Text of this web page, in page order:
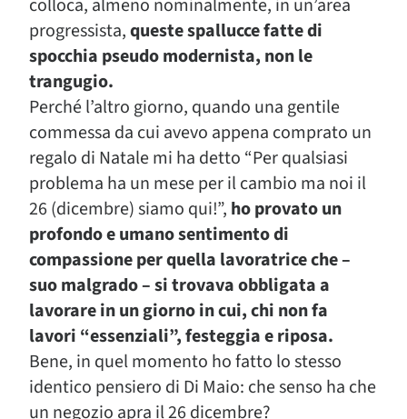
colloca, almeno nominalmente, in un’area
progressista,queste spallucce fatte di
spocchia pseudo modernista, non le
trangugio.
Perché l’altro giorno, quando una gentile
commessa da cui avevo appena comprato un
regalo di Natale mi ha detto “Per qualsiasi
problema ha un mese per il cambio ma noi il
26 (dicembre) siamo qui!”, ho provato un
profondo e umano sentimento di
compassione per quella lavoratrice che –
suo malgrado – si trovava obbligata a
lavorare in un giorno in cui, chi non fa
lavori “essenziali”, festeggia e riposa.
Bene, in quel momento ho fatto lo stesso
identico pensiero di Di Maio: che senso ha che
un negozio apra il 26 dicembre?